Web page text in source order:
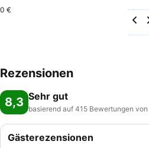
0 €
Rezensionen
8,3 Sehr gut
basierend auf 415 Bewertungen von
Gästerezensionen